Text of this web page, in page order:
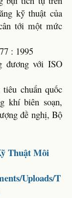
kỹ thuật của
tới một mức
: 1995
đương với ISO
chuẩn quốc
khí biên soạn,
đề nghị, Bộ
Thuật Môi
Uploads/T